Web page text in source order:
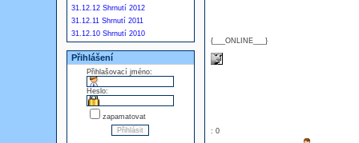
31.12.12 Shrnutí 2012
31.12.11 Shrnutí 2011
31.12.10 Shrnutí 2010
Přihlášení
Přihlašovací jméno:
Heslo:
zapamatovat
{___ONLINE___}
: 0